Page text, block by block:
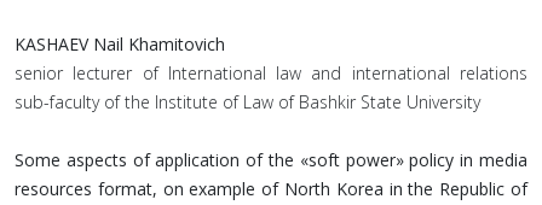
KASHAEV Nail Khamitovich
senior lecturer of International law and international relations
sub-faculty of the Institute of Law of Bashkir State University
Some aspects of application of the «soft power» policy in media
resources format, on example of North Korea in the Republic of